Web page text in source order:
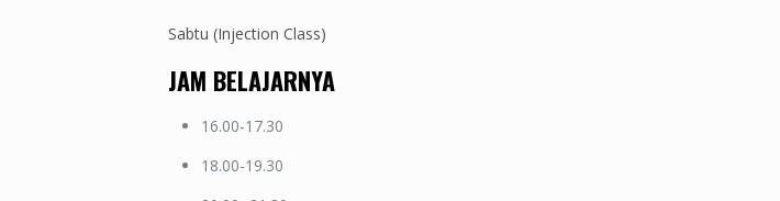
Sabtu (Injection Class)
JAM BELAJARNYA
16.00-17.30
18.00-19.30